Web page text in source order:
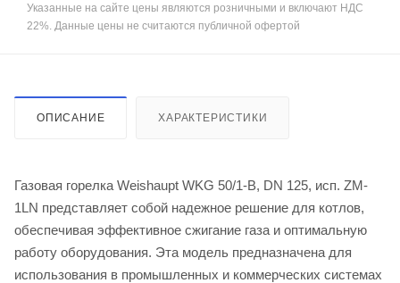
Указанные на сайте цены являются розничными и включают НДС
22%. Данные цены не считаются публичной офертой
ОПИСАНИЕ ХАРАКТЕРИСТИКИ
Газовая горелка Weishaupt WKG 50/1-B, DN 125, исп. ZM-
1LN представляет собой надежное решение для котлов,
обеспечивая эффективное сжигание газа и оптимальную
работу оборудования. Эта модель предназначена для
использования в промышленных и коммерческих системах